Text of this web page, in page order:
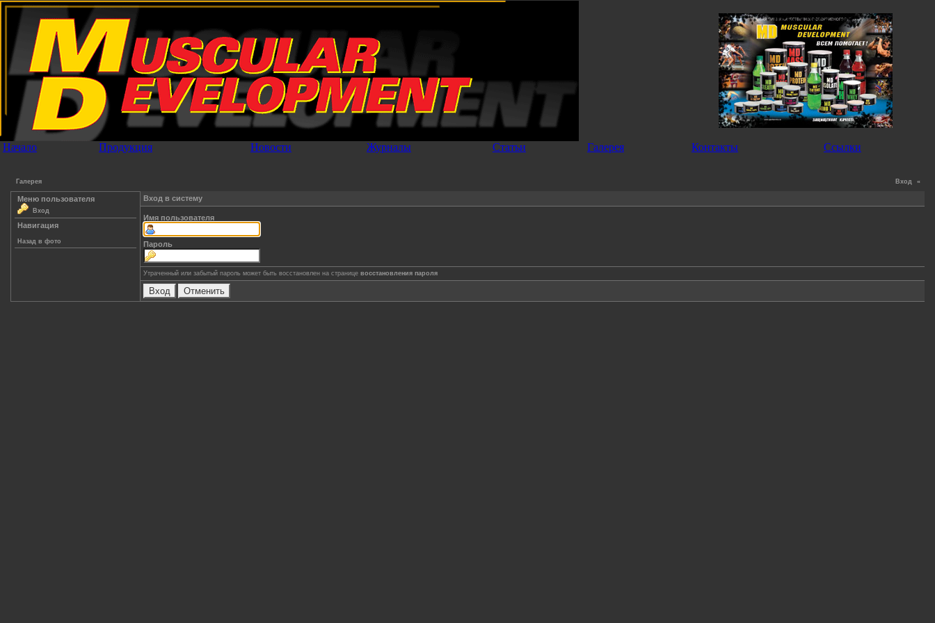
Начало Продукция Новости Журналы Статьи Галерея Контакты Ссылки
Вход «
Галерея
Меню пользователя
Вход
Навигация
Назад в фото
Вход в систему
Имя пользователя
Пароль
Утраченный или забытый пароль может быть восстановлен на страницевосстановления пароля